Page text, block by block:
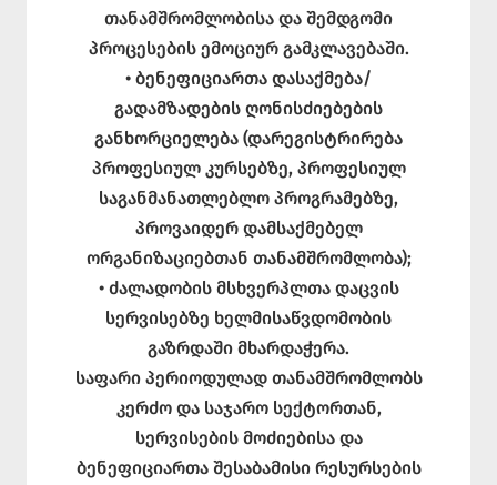
თანამშრომლობისა და შემდგომი
პროცესების ემოციურ გამკლავებაში.
• ბენეფიციართა დასაქმება/
გადამზადების ღონისძიებების
განხორციელება (დარეგისტრირება
პროფესიულ კურსებზე, პროფესიულ
საგანმანათლებლო პროგრამებზე,
პროვაიდერ დამსაქმებელ
ორგანიზაციებთან თანამშრომლობა);
• ძალადობის მსხვერპლთა დაცვის
სერვისებზე ხელმისაწვდომობის
გაზრდაში მხარდაჭერა.
საფარი პერიოდულად თანამშრომლობს
კერძო და საჯარო სექტორთან,
სერვისების მოძიებისა და
ბენეფიციართა შესაბამისი რესურსების